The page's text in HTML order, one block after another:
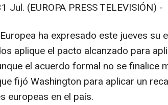
Jul. (EUROPA PRESS TELEVISIÓN) -
ha expresado este jueves su
aplique el pacto alcanzado para
el acuerdo formal no se finalice
fijó Washington para aplicar un
europeas en el país.